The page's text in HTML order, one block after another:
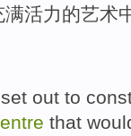
满活力的艺术
set out to
that